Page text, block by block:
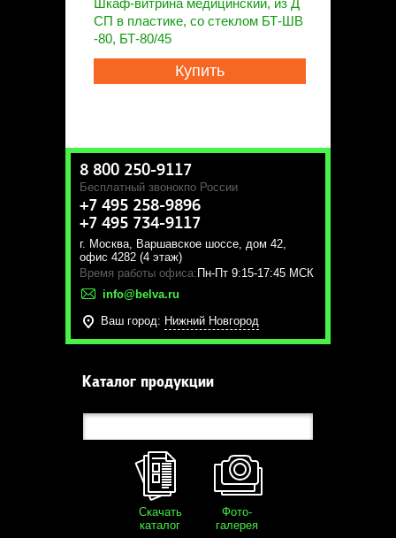
Шкаф-витрина медицинский, из Д
СП в пластике, со стеклом БТ-ШВ
-80, БТ-80/45
Купить
8 800 250-9117
Бесплатный звонокпо России
+7 495 258-9896
+7 495 734-9117
г. Москва, Варшавское шоссе, дом 42,
офис 4282 (4 этаж)
Время работы офиса: Пн-Пт 9:15-17:45 МСК
info@belva.ru
Ваш город: Нижний Новгород
Каталог продукции
Скачать
каталог
Фото-
галерея